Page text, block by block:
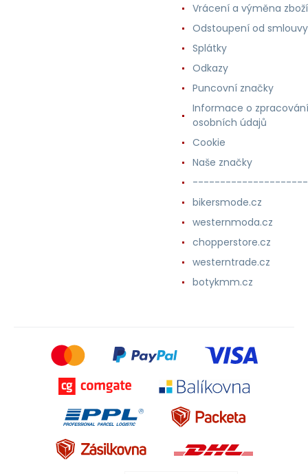
Vrácení a výměna zboží
Odstoupení od smlouvy
Splátky
Odkazy
Puncovní značky
Informace o zpracování
osobních údajů
Cookie
Naše značky
bikersmode.cz
westernmoda.cz
chopperstore.cz
westerntrade.cz
botykmm.cz